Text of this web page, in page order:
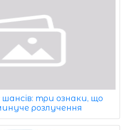
три ознаки, що
розлучення